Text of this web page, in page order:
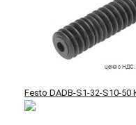
Festo DADB-S1-32-S10-